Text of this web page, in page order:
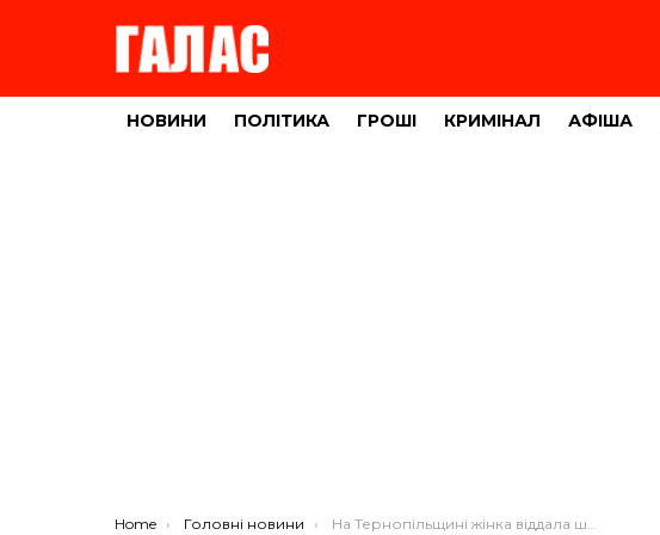
НОВИНИ ПОЛІТИКА ГРОШІ КРИМІНАЛ АФІША
You are here:
Home Головні новини На Тернопільщині жінка віддала шахраям понад 10 тисяч гривень